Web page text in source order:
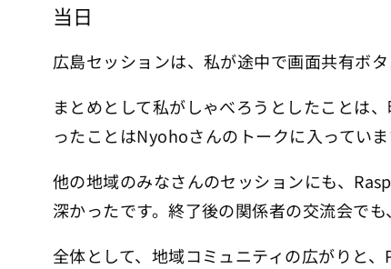
当日
広島セッションは、私が途中で画面共有ボ
まとめとして私がしゃべろうとしたことは
ったことはNyohoさんのトークに入ってい
他の地域のみなさんのセッションにも、
深かったです。終了後の関係者の交流会で
全体として、地域コミュニティの広がりと